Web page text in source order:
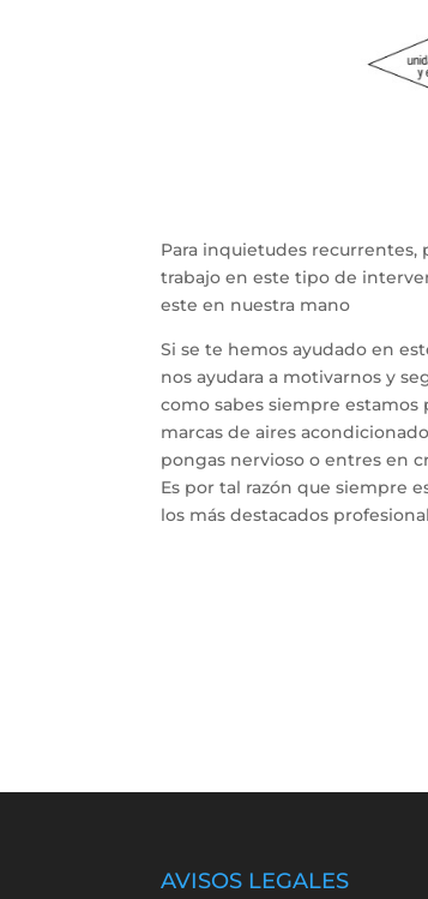
Para inquietudes
trabajo en este tipo de
este en nuestra mano
Si se te hemos ayudado en
nos ayudara a motivarnos y
como sabes siempre
marcas de aires
pongas nervioso o entres en
Es por tal razón que siempre
los más destacados
AVISOS LEGALES